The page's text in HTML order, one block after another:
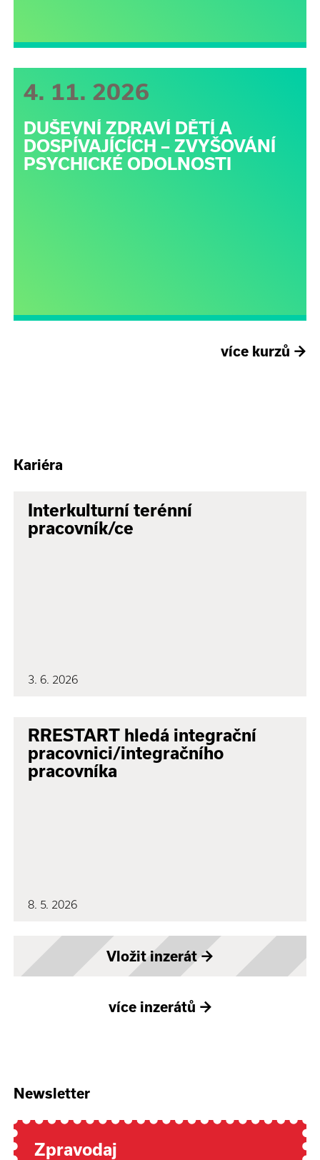
4. 11. 2026
DUŠEVNÍ ZDRAVÍ DĚTÍ A
DOSPÍVAJÍCÍCH – ZVYŠOVÁNÍ
PSYCHICKÉ ODOLNOSTI
více kurzů →
Kariéra
Interkulturní terénní
pracovník/ce
3. 6. 2026
RRESTART hledá integrační
pracovnici/integračního
pracovníka
8. 5. 2026
Vložit inzerát→
více inzerátů →
Newsletter
Zpravodaj